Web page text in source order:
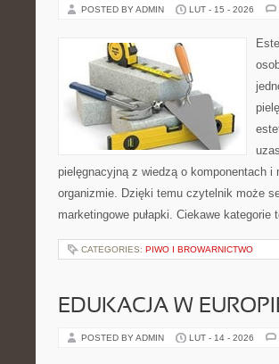
POSTED BY ADMIN LUT - 15 - 2026
pielęgnacyjną z wiedzą o komponentach
organizmie. Dzięki temu czytelnik może
marketingowe pułapki. Ciekawe
CATEGORIES: PIWO I BROWARNICTWO
EDUKACJA W
POSTED BY ADMIN LUT - 14 - 2026